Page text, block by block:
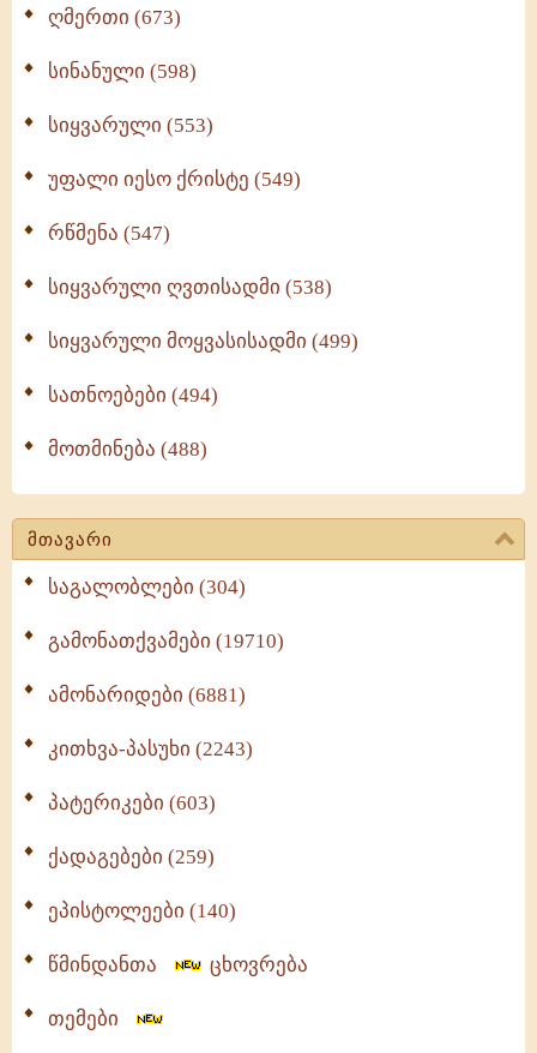
ღმერთი (673)
სინანული (598)
სიყვარული (553)
უფალი იესო ქრისტე (549)
რწმენა (547)
სიყვარული ღვთისადმი (538)
სიყვარული მოყვასისადმი (499)
სათნოებები (494)
მოთმინება (488)
მთავარი
საგალობლები (304)
გამონათქვამები (19710)
ამონარიდები (6881)
კითხვა-პასუხი (2243)
პატერიკები (603)
ქადაგებები (259)
ეპისტოლეები (140)
წმინდანთა ცხოვრება
თემები